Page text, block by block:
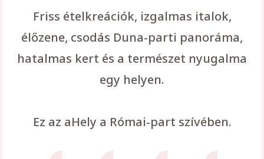
Friss ételkreációk, izgalmas italok,
élőzene, csodás Duna-parti panoráma,
hatalmas kert és a természet nyugalma
egy helyen.
Ez az aHely a Római-part szívében.